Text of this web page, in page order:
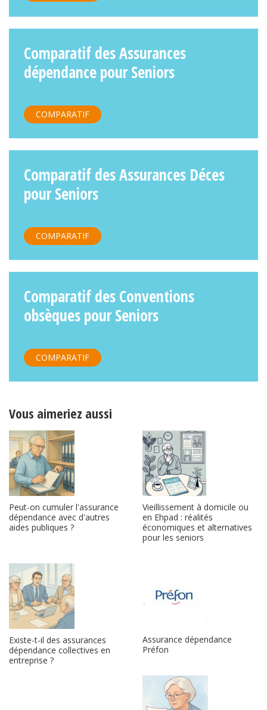
Comparatif des Assurances
dépendance pour Seniors
COMPARATIF
Comparatif des Assurances Déces
pour Seniors
COMPARATIF
Comparatif des Conventions
obsèques pour Seniors
COMPARATIF
Vous aimeriez aussi
Peut-on cumuler l'assurance
dépendance avec d'autres
aides publiques ?
Vieillissement à domicile ou
en Ehpad : réalités
économiques et alternatives
pour les seniors
Existe-t-il des assurances
dépendance collectives en
entreprise ?
Assurance dépendance
Préfon